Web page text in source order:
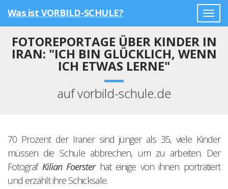
Was ist VORBILD-SCHULE?
FOTOREPORTAGE ÜBER KINDER IN
IRAN: "ICH BIN GLÜCKLICH, WENN
ICH ETWAS LERNE"
auf vorbild-schule.de
70 Prozent der Iraner sind jünger als 35, viele Kinder
müssen die Schule abbrechen, um zu arbeiten. Der
Fotograf Kilian Foersterhat einige von ihnen porträtiert
und erzählt ihre Schicksale.